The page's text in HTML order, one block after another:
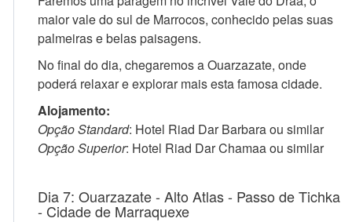
maior vale do sul de Marrocos, conhecido pelas suas
palmeiras e belas paisagens.
No final do dia, chegaremos a Ouarzazate, onde
poderá relaxar e explorar mais esta famosa cidade.
Alojamento:
Opção Standard: Hotel Riad Dar Barbara ou similar
Opção Superior: Hotel Riad Dar Chamaa ou similar
Dia 7: Ouarzazate - Alto Atlas - Passo de Tichka
- Cidade de Marraquexe